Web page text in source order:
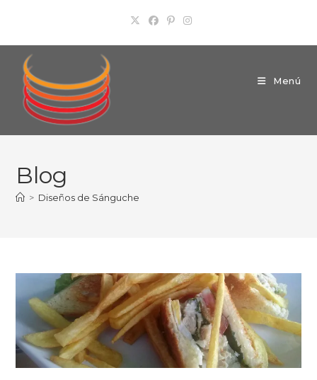
contenido
Menú
Blog
> Diseños de Sánguche